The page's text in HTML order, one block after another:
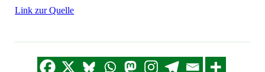
Link zur Quelle